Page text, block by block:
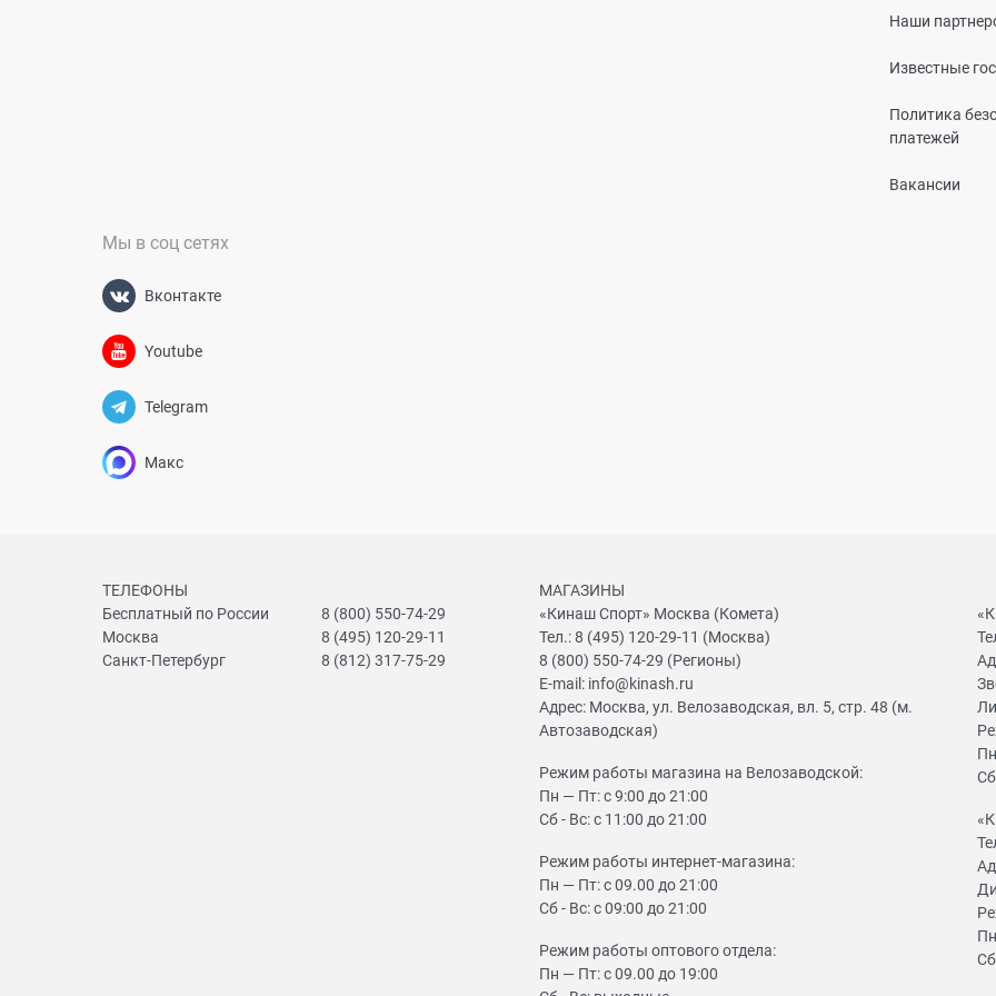
Наши
Известные
Политика
платежей
Вакансии
Мы в соц сетях
Вконтакте
Youtube
Telegram
Макс
ТЕЛЕФОНЫ
Бесплатный по России
8 (800) 550-74-29
Москва
8 (495) 120-29-11
Санкт-Петербург
8 (812) 317-75-29
МАГАЗИНЫ
«Кинаш Спорт» Москва (Комета)
Тел.: 8 (495) 120-29-11 (Москва)
8 (800) 550-74-29 (Регионы)
E-mail: info@kinash.ru
Адрес: Москва, ул. Велозаводская, вл. 5, стр. 48 (м.
Автозаводская)
Режим работы магазина на Велозаводской:
Пн — Пт: с 9:00 до 21:00
Сб - Вс: с 11:00 до 21:00
Режим работы интернет-магазина:
Пн — Пт: с 09.00 до 21:00
Сб - Вс: с 09:00 до 21:00
Режим работы оптового отдела:
Пн — Пт: с 09.00 до 19:00